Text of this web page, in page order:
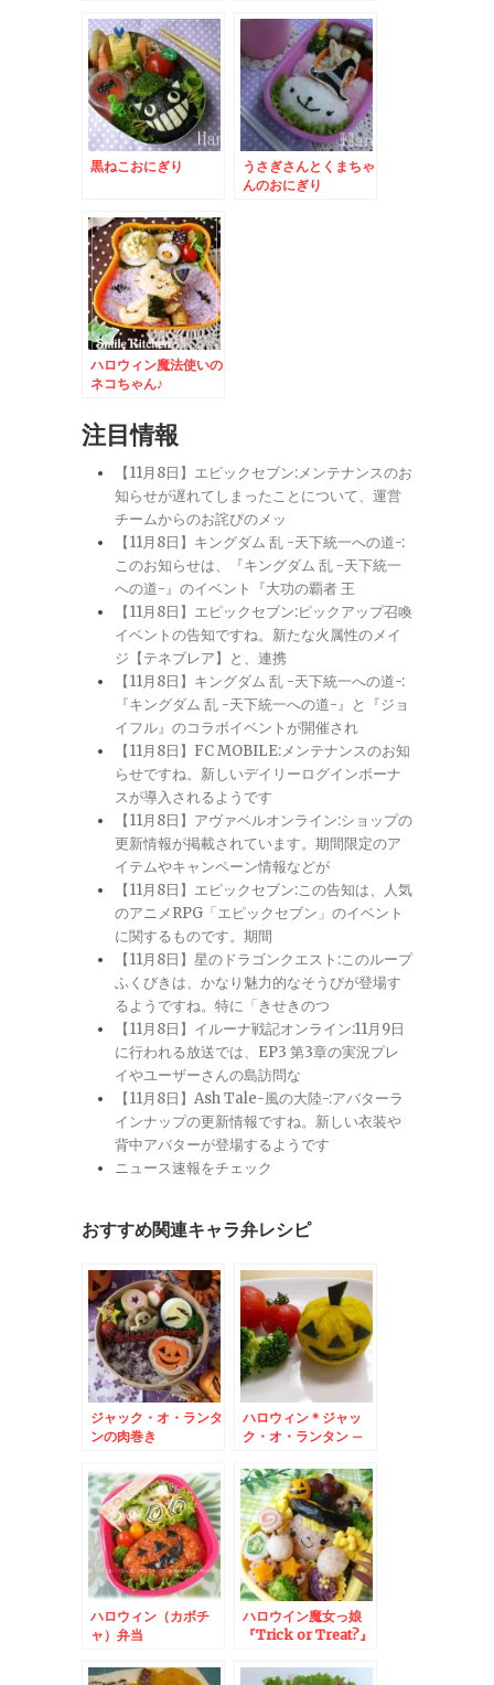
黒ねこおにぎり
うさぎさんとくまちゃ
んのおにぎり
ハロウィン魔法使いの
ネコちゃん♪
注目情報
【11月8日】エピックセブン:メンテナンスのお
知らせが遅れてしまったことについて、運営
チームからのお詫びのメッ
【11月8日】キングダム 乱 -天下統一への道-:
このお知らせは、『キングダム 乱 -天下統一
への道-』のイベント『大功の覇者 王
【11月8日】エピックセブン:ピックアップ召喚
イベントの告知ですね。新たな火属性のメイ
ジ【テネブレア】と、連携
【11月8日】キングダム 乱 -天下統一への道-:
『キングダム 乱 -天下統一への道-』と『ジョ
イフル』のコラボイベントが開催され
【11月8日】FC MOBILE:メンテナンスのお知
らせですね。新しいデイリーログインボーナ
スが導入されるようです
【11月8日】アヴァベルオンライン:ショップの
更新情報が掲載されています。期間限定のア
イテムやキャンペーン情報などが
【11月8日】エピックセブン:この告知は、人気
のアニメRPG「エピックセブン」のイベント
に関するものです。期間
【11月8日】星のドラゴンクエスト:このループ
ふくびきは、かなり魅力的なそうびが登場す
るようですね。特に「きせきのつ
【11月8日】イルーナ戦記オンライン:11月9日
に行われる放送では、EP3 第3章の実況プレ
イやユーザーさんの島訪問な
【11月8日】Ash Tale-風の大陸-:アバターラ
インナップの更新情報ですね。新しい衣装や
背中アバターが登場するようです
ニュース速報をチェック
おすすめ関連キャラ弁レシピ
ジャック・オ・ランタ
ンの肉巻き
ハロウィン＊ジャッ
ク・オ・ランタン –
かぼちゃとチーズ★
ハロウィン（カボチ
ャ）弁当
ハロウイン魔女っ娘
『Trick or Treat?』